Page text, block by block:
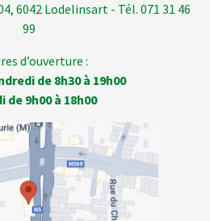
6042 Lodelinsart - Tél. 071 31 46
99
d’ouverture :
de 8h30 à 19h00
de 9h00 à 18h00